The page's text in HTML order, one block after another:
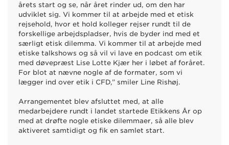
årets start og se, når året rinder ud, om den har
udviklet sig. Vi kommer til at arbejde med et etisk
rejsehold, hvor et hold kolleger rejser rundt til de
forskellige arbejdspladser, hvis de byder ind med et
særligt etisk dilemma. Vi kommer til at arbejde med
etiske talkshows og så vil vi lave en podcast om etik
med døvepræst Lise Lotte Kjær her i løbet af foråret.
For blot at nævne nogle af de formater, som vi
lægger ind over etik i CFD,” smiler Line Rishøj.
Arrangementet blev afsluttet med, at alle
medarbejdere rundt i landet startede Etikkens År op
med at drøfte nogle etiske dilemmaer, så alle blev
aktiveret samtidigt og fik en samlet start.